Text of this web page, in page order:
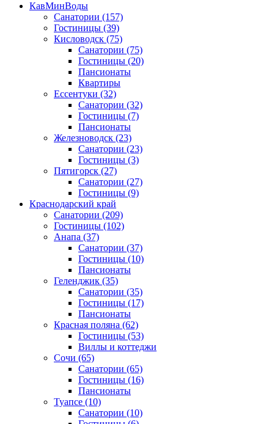
КавМинВоды
Санатории (157)
Гостиницы (39)
Кисловодск (75)
Санатории (75)
Гостиницы (20)
Пансионаты
Квартиры
Ессентуки (32)
Санатории (32)
Гостиницы (7)
Пансионаты
Железноводск (23)
Санатории (23)
Гостиницы (3)
Пятигорск (27)
Санатории (27)
Гостиницы (9)
Краснодарский край
Санатории (209)
Гостиницы (102)
Анапа (37)
Санатории (37)
Гостиницы (10)
Пансионаты
Геленджик (35)
Санатории (35)
Гостиницы (17)
Пансионаты
Красная поляна (62)
Гостиницы (53)
Виллы и коттеджи
Сочи (65)
Санатории (65)
Гостиницы (16)
Пансионаты
Туапсе (10)
Санатории (10)